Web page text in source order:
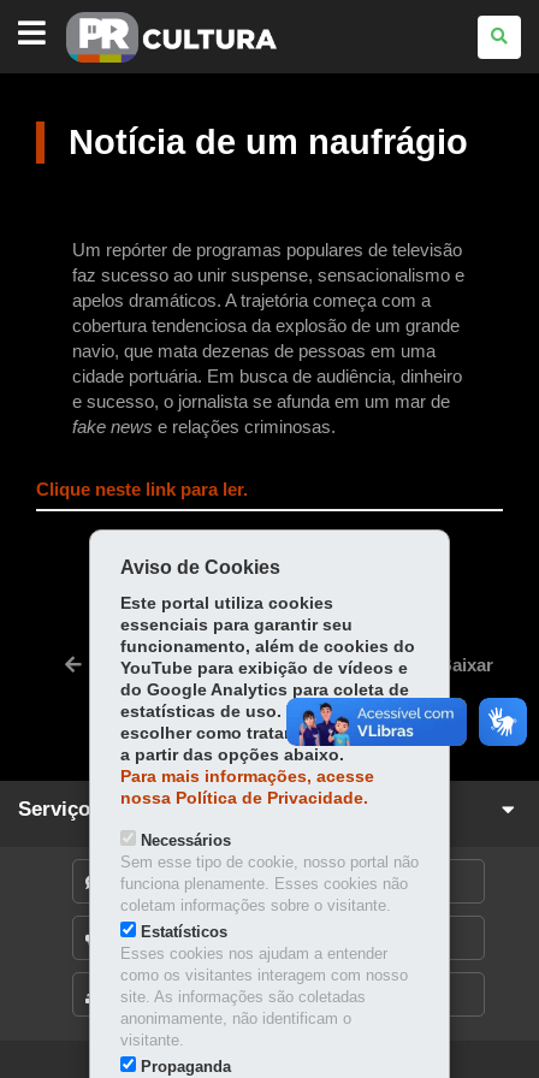
PARANÁ
CULTURA
Notícia de um naufrágio
Um repórter de programas populares de televisão
faz sucesso ao unir suspense, sensacionalismo e
apelos dramáticos. A trajetória começa com a
cobertura tendenciosa da explosão de um grande
navio, que mata dezenas de pessoas em uma
cidade portuária. Em busca de audiência, dinheiro
e sucesso, o jornalista se afunda em um mar de
fake news e relações criminosas.
Clique neste link para ler.
COMPARTILHE:
Fa
ce
bo
ok
Tw
itt
er
ts
Ap
p
Voltar Início Imprimir Baixar
Serviços para você!
MAPA DO SITE
DENUNCIE CORRUPÇÃO
OUVIDORIA
Aviso de Cookies
Este portal utiliza cookies
essenciais para garantir seu
funcionamento, além de cookies do
YouTube para exibição de vídeos e
do Google Analytics para coleta de
estatísticas de uso. Você pode
escolher como tratamos os cookies
a partir das opções abaixo.
Para mais informações, acesse
nossa Política de Privacidade.
Necessários
Sem esse tipo de cookie, nosso portal não
funciona plenamente. Esses cookies não
coletam informações sobre o visitante.
Estatísticos
Esses cookies nos ajudam a entender
como os visitantes interagem com nosso
site. As informações são coletadas
anonimamente, não identificam o
visitante.
Propaganda